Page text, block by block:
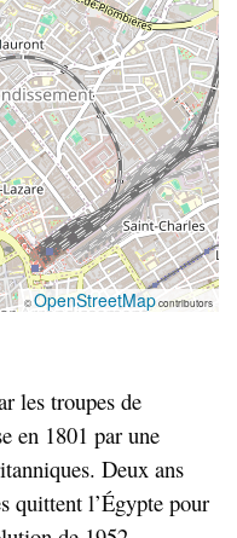
©OpenStreetMapcontributors
les troupes de
en 1801 par une
Deux ans
quittent l’Égypte pour